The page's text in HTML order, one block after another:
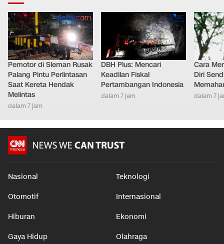
Pemotor di Sleman Rusak
Palang Pintu Perlintasan
Saat Kereta Hendak
Melintas
dalam 7 jam
DBH Plus: Mencari
Keadilan Fiskal
Pertambangan Indonesia
dalam 7 jam
Cara
Diri
dalam 7
Nasional Teknologi
Otomotif Internasional
Hiburan Ekonomi
Gaya Hidup Olahraga